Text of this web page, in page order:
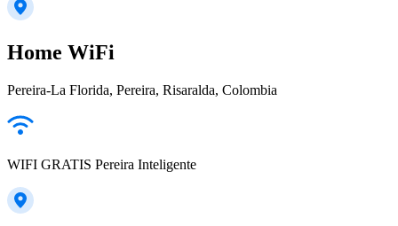
Home WiFi
Pereira-La Florida, Pereira, Risaralda, Colombia
WIFI GRATIS Pereira Inteligente